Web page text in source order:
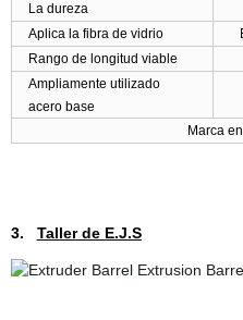
La dureza
Aplica la fibra de vidrio
Rango de longitud viable
Ampliamente utilizado
acero base
Marca
3. Taller de E.J.S